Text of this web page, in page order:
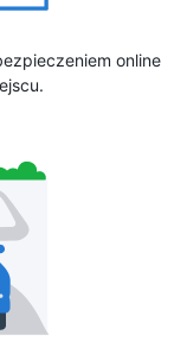
online